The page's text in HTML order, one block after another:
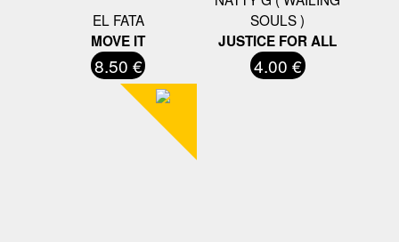
EL FATA
MOVE IT
8.50 €
SOULS )
JUSTICE FOR ALL
4.00 €